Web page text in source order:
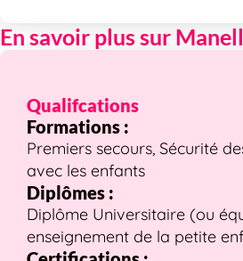
En savoir plus sur
Qualifcations
Formations :
Premiers secours, Sécurité
avec les enfants
Diplômes :
Diplôme Universitaire (ou
enseignement de la petite